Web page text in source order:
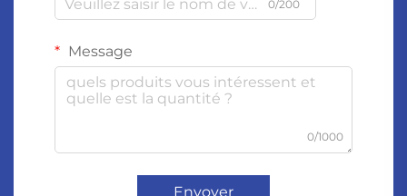
0/200
Message
0/1000
Envoyer